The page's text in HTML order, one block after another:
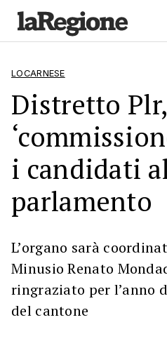
LOCARNESE
Distretto Plr,
i candidati
parlamento
L’organo sarà
Minusio Renato
ringraziato per l’anno
del cantone